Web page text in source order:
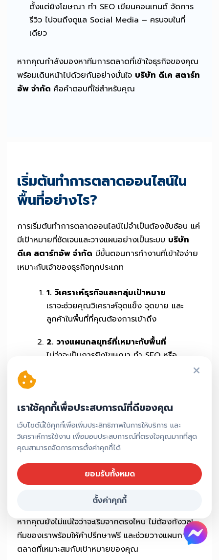
ตั้งแต่ยิงโฆษณา ทำ SEO เขียนคอนเทนต์ จัดการ
รีวิว ไปจนถึงดูแล Social Media – ครบจบในที่
เดียว
หากคุณกำลังมองหาทีมการตลาดที่เข้าใจธุรกิจของคุณ
พร้อมเดินหน้าไปด้วยกันอย่างมั่นใจ บริษัท ดีเค สตาร์ท
อัพ จำกัด คือคำตอบที่ใช่สำหรับคุณ
เริ่มต้นทำการตลาดออนไลน์ใน
พื้นที่อย่างไร?
การเริ่มต้นทำการตลาดออนไลน์ไม่จำเป็นต้องซับซ้อน แค่
มีเป้าหมายที่ชัดเจนและวางแผนอย่างเป็นระบบ บริษัท
ดีเค สตาร์ทอัพ จำกัด มีขั้นตอนการทำงานที่เข้าใจง่าย
เหมาะกับเจ้าของธุรกิจทุกประเภท
1. วิเคราะห์ธุรกิจและกลุ่มเป้าหมาย
เราจะช่วยคุณวิเคราะห์จุดแข็ง จุดขาย และ
ลูกค้าในพื้นที่ที่คุณต้องการเข้าถึง
2. วางแผนกลยุทธ์ที่เหมาะกับพื้นที่
ไม่ว่าจะเป็นการยิงโฆษณา ทำ SEO หรือ
3. ดำเนินการและโปรโมท
เริ่มโปรโมทธุรกิจผ่านช่องทางต่าง ๆ เช่น
Google, Facebook, Instagram, LINE และ
อื่น ๆ
4. วัดผลและปรับปรุง
ติดตามผลแคมเปญอย่างใกล้ชิด พร้อมรายงาน
ให้คุณเห็นข้อมูลจริง และพัฒนาอย่างต่อเนื่อง
หากคุณยังไม่แน่ใจว่าจะเริ่มจากตรงไหน ไม่ต้องกังวล!
ทีมของเราพร้อมให้คำปรึกษาฟรี และช่วยวางแผนการ
ตลาดที่เหมาะสมกับเป้าหมายของคุณ
เราใช้คุกกี้เพื่อประสบการณ์ที่ดีของคุณ
เว็บไซต์นี้ใช้คุกกี้เพื่อเพิ่มประสิทธิภาพในการให้บริการ และ
วิเคราะห์การใช้งาน เพื่อมอบประสบการณ์ที่ตรงใจคุณมากที่สุด
คุณสามารถจัดการการตั้งค่าคุกกี้ได้
ยอมรับทั้งหมด
ตั้งค่าคุกกี้